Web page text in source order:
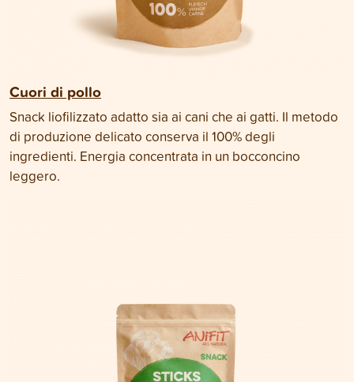
Cuori di pollo
Snack liofilizzato adatto sia ai cani che ai gatti. Il metodo
di produzione delicato conserva il 100% degli
ingredienti. Energia concentrata in un bocconcino
leggero.